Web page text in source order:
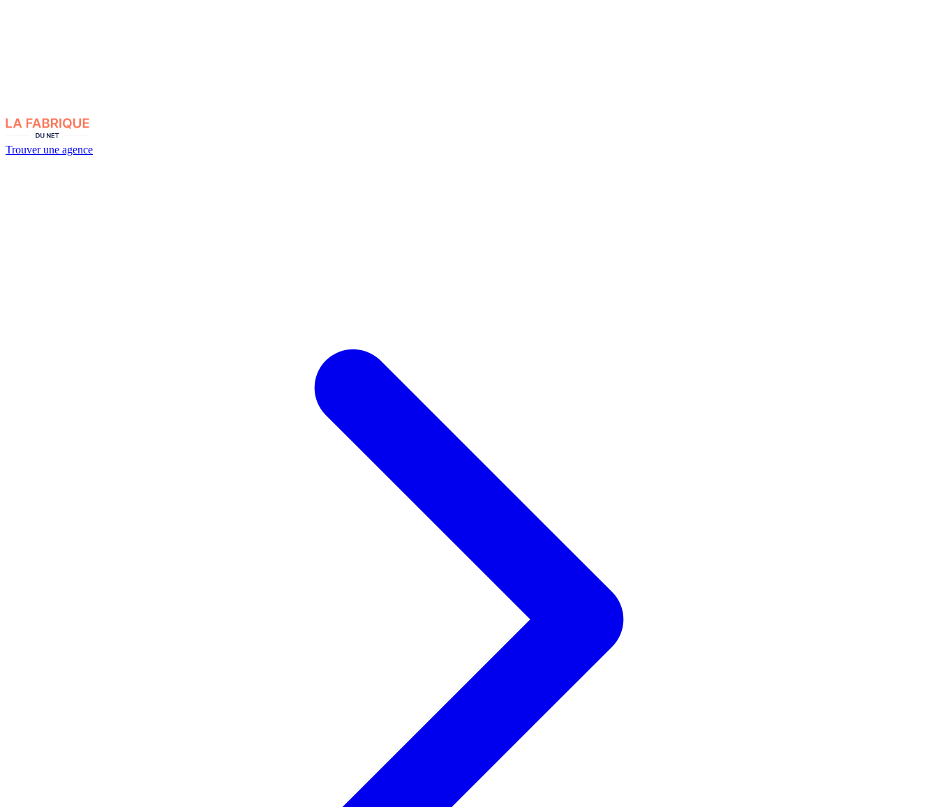
Trouver une agence